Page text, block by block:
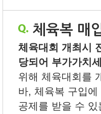
체육복 매
체육대회 개최시
당되어 부가가치
위해 체육대회를
바, 체육복 구입
공제를 받을 수